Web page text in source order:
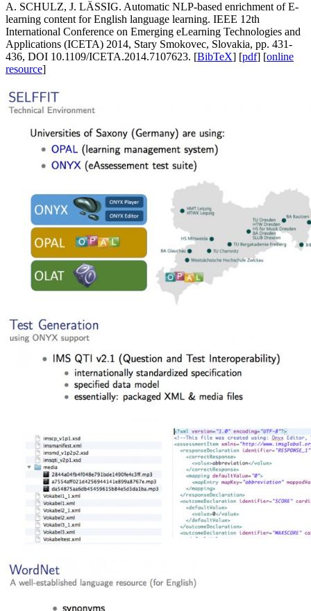
A. SCHULZ, J. LÄSSIG. Automatic NLP-based enrichment of E-
learning content for English language learning. IEEE 12th
International Conference on Emerging eLearning Technologies and
Applications (ICETA) 2014, Stary Smokovec, Slovakia, pp. 431-
436, DOI 10.1109/ICETA.2014.7107623. [BibTeX] [pdf] [online
resource]